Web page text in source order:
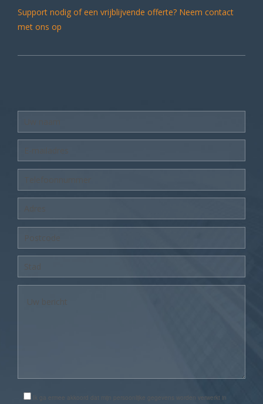
Support nodig of een vrijblijvende offerte? Neem contact
met ons op
Ik ga ermee akkoord dat mijn persoonlijke gegevens worden verwerkt in